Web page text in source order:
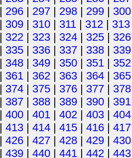
| 296 | 297 | 298 | 299 | 300
| 309 | 310 | 311 | 312 | 313
| 322 | 323 | 324 | 325 | 326
| 335 | 336 | 337 | 338 | 339
| 348 | 349 | 350 | 351 | 352
| 361 | 362 | 363 | 364 | 365
| 374 | 375 | 376 | 377 | 378
| 387 | 388 | 389 | 390 | 391
| 400 | 401 | 402 | 403 | 404
| 413 | 414 | 415 | 416 | 417
| 426 | 427 | 428 | 429 | 430
| 439 | 440 | 441 | 442 | 443